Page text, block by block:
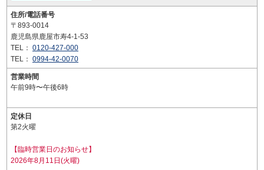
住所/電話番号
〒893-0014
鹿児島県鹿屋市寿4-1-53
TEL： 0120-427-000
TEL： 0994-42-0070
営業時間
午前9時〜午後6時
定休日
第2火曜
【臨時営業日のお知らせ】
2026年8月11日(火曜)